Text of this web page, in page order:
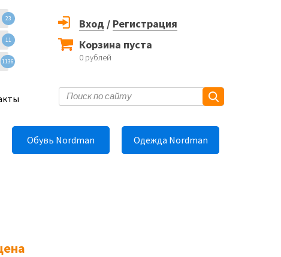
23
11
1136
Вход / Регистрация
Корзина пуста
0 рублей
Обувь Nordman Одежда Nordman